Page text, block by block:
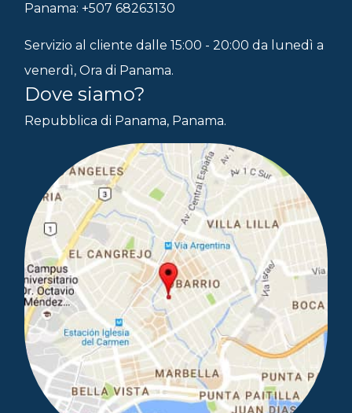
Panama: +507 68263130
Servizio al cliente dalle 15:00 - 20:00 da lunedì a
venerdì, Ora di Panama.
Dove siamo?
Repubblica di Panama, Panama.